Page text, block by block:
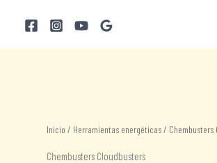
Inicio / Herramientas energéticas/ Chembusters
Chembusters Cloudbusters